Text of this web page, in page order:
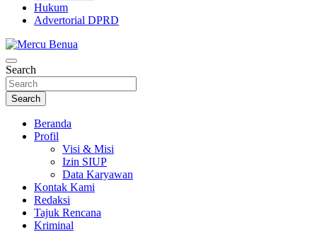
Hukum
Advertorial DPRD
Mercu Benua
Suara Masyarakat Bawah
Search
Search
Beranda
Profil
Visi & Misi
Izin SIUP
Data Karyawan
Kontak Kami
Redaksi
Tajuk Rencana
Kriminal